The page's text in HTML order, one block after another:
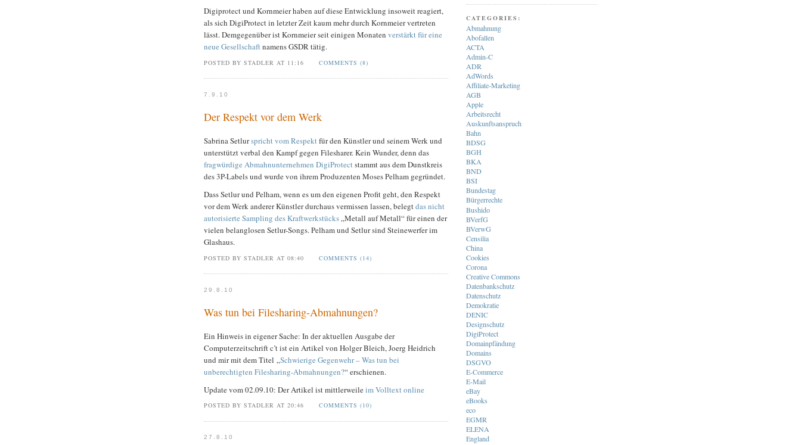
Digiprotect und Kornmeier haben auf diese Entwicklung insoweit reagiert,
als sich DigiProtect in letzter Zeit kaum mehr durch Kornmeier vertreten
lässt. Demgegenüber ist Kornmeier seit einigen Monaten verstärkt für eine
neue Gesellschaftnamens GSDR tätig.
POSTED BY STADLER AT 11:16 COMMENTS (8)
7.9.10
Der Respekt vor dem Werk
Sabrina Setlurspricht vom Respektfür den Künstler und seinem Werk und
unterstützt verbal den Kampf gegen Filesharer. Kein Wunder, denn das
fragwürdige Abmahnunternehmen DigiProtectstammt aus dem Dunstkreis
des 3P-Labels und wurde von ihrem Produzenten Moses Pelham gegründet.
Dass Setlur und Pelham, wenn es um den eigenen Profit geht, den Respekt
vor dem Werk anderer Künstler durchaus vermissen lassen, belegtdas nicht
autorisierte Sampling des Kraftwerkstücks„Metall auf Metall“ für einen der
vielen belanglosen Setlur-Songs. Pelham und Setlur sind Steinewerfer im
Glashaus.
POSTED BY STADLER AT 08:40 COMMENTS (14)
29.8.10
Was tun bei Filesharing-Abmahnungen?
Ein Hinweis in eigener Sache: In der aktuellen Ausgabe der
Computerzeitschrift c’t ist ein Artikel von Holger Bleich, Joerg Heidrich
und mir mit dem Titel „Schwierige Gegenwehr – Was tun bei
unberechtigten Filesharing-Abmahnungen?“ erschienen.
Update vom 02.09.10: Der Artikel ist mittlerweileim Volltext online
POSTED BY STADLER AT 20:46 COMMENTS (10)
27.8.10
CATEGORIES:
Abmahnung
Abofallen
ACTA
Admin-C
ADR
AdWords
Affiliate-Marketing
AGB
Apple
Arbeitsrecht
Auskunftsanspruch
Bahn
BDSG
BGH
BKA
BND
BSI
Bundestag
Bürgerrechte
Bushido
BVerfG
BVerwG
Censilia
China
Cookies
Corona
Creative Commons
Datenbankschutz
Datenschutz
Demokratie
DENIC
Designschutz
DigiProtect
Domainpfändung
Domains
DSGVO
E-Commerce
E-Mail
eBay
eBooks
eco
EGMR
ELENA
England